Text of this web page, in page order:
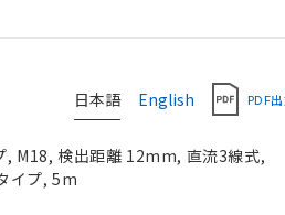
日本語 English PDF
, M18, 検出距離 12mm, 直流3線式,
イプ, 5m